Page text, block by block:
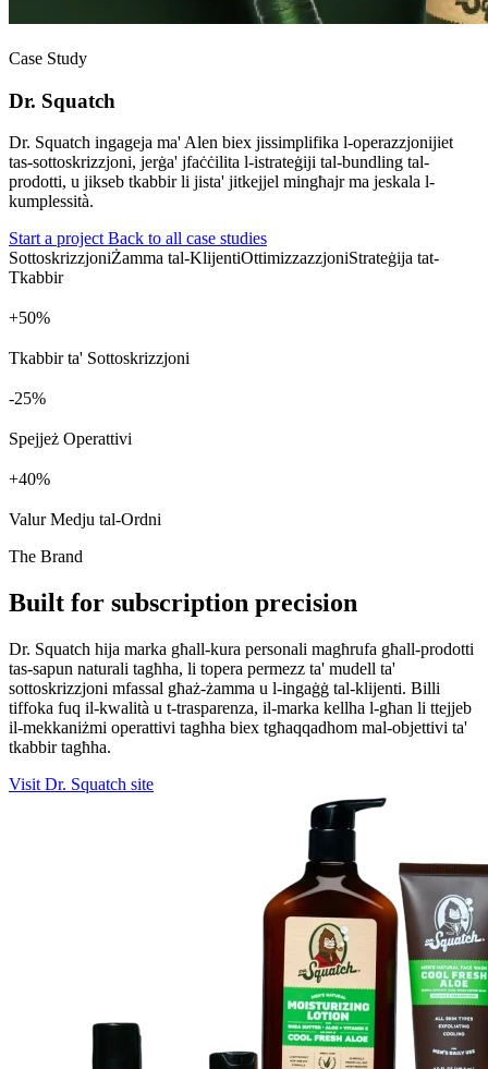
Case Study
Dr. Squatch
Dr. Squatch ingageja ma' Alen biex jissimplifika l-operazzjonijiet
tas-sottoskrizzjoni, jerġa' jfaċċilita l-istrateġiji tal-bundling tal-
prodotti, u jikseb tkabbir li jista' jitkejjel mingħajr ma jeskala l-
kumplessità.
Start a projectBack to all case studies
SottoskrizzjoniŻamma tal-KlijentiOttimizzazzjoniStrateġija tat-
Tkabbir
+ %
Tkabbir ta' Sottoskrizzjoni
%
Spejjeż Operattivi
+ %
Valur Medju tal-Ordni
The Brand
Built for subscription precision
Dr. Squatch hija marka għall-kura personali magħrufa għall-prodotti
tas-sapun naturali tagħha, li topera permezz ta' mudell ta'
sottoskrizzjoni mfassal għaż-żamma u l-ingaġġ tal-klijenti. Billi
tiffoka fuq il-kwalità u t-trasparenza, il-marka kellha l-għan li ttejjeb
il-mekkaniżmi operattivi tagħha biex tgħaqqadhom mal-objettivi ta'
tkabbir tagħha.
Visit Dr. Squatch site